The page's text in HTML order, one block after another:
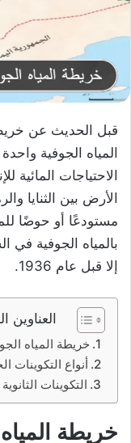
قبل الحديث عن
المياه الجوفية
الاحتياجات
الأرض بين الثنايا
مستودعًا أو حوضًا
بالمياه الجوفية في
إلا قبل عام 1936.
العناوين
خريطة المياه
أنواع التكوينات
التكوينات
خريطة